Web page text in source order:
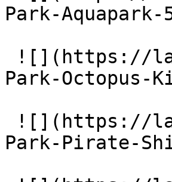
Park-
Park-Octopus-
Park-Pirate-